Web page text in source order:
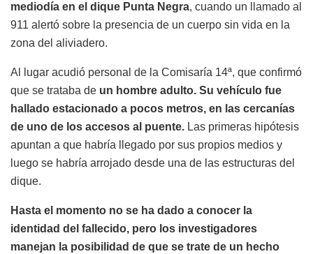
mediodía en el dique Punta Negra, cuando un llamado al
911 alertó sobre la presencia de un cuerpo sin vida en la
zona del aliviadero.
Al lugar acudió personal de la Comisaría 14ª, que confirmó
que se trataba de un hombre adulto. Su vehículo fue
hallado estacionado a pocos metros, en las cercanías
de uno de los accesos al puente. Las primeras hipótesis
apuntan a que habría llegado por sus propios medios y
luego se habría arrojado desde una de las estructuras del
dique.
Hasta el momento no se ha dado a conocer la
identidad del fallecido, pero los investigadores
manejan la posibilidad de que se trate de un hecho